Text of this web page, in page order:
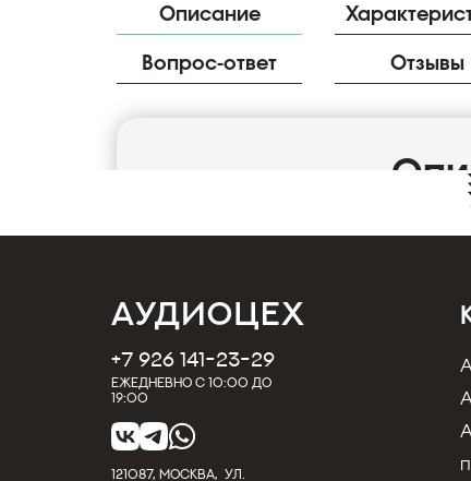
Описание
Вопрос-ответ Отзывы
Производитель: REAN
Пол: папа
Количество контактов: 3
+7 926 141-23-29
Ежедневно с 10:00 до
19:00
121087, МОСКВА, УЛ.